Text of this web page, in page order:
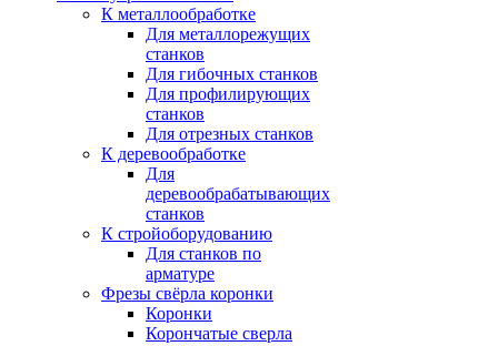
К металлообработке
Для металлорежущих
станков
Для гибочных станков
Для профилирующих
станков
Для отрезных станков
К деревообработке
Для
деревообрабатывающих
станков
К стройоборудованию
Для станков по
арматуре
Фрезы свёрла коронки
Коронки
Корончатые сверла